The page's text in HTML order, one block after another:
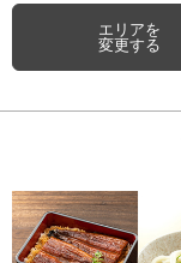
エリアを
変更する